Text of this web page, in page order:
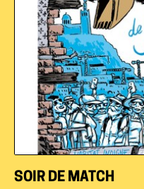
SOIR DE MATCH